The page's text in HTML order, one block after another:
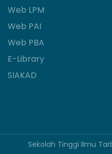
Web LPM
Web PAI
Web PBA
E-Library
SIAKAD
Sekolah Tinggi Ilmu